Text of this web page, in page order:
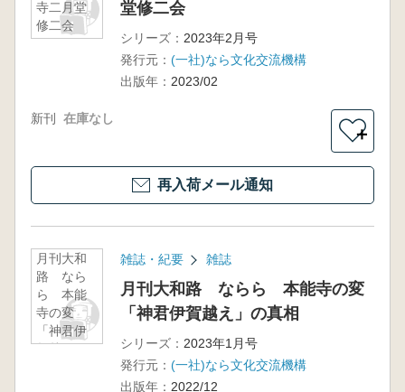
寺二月堂
修二会
堂修二会
シリーズ： 2023年2月号
発行元： (一社)なら文化交流機構
出版年： 2023/02
新刊 在庫なし
＋
再入荷メール通知
月刊大和
路 なら
ら 本能
寺の変
「神君伊
賀越え」
雑誌・紀要 雑誌
月刊大和路 ならら 本能寺の変
「神君伊賀越え」の真相
シリーズ： 2023年1月号
発行元： (一社)なら文化交流機構
出版年： 2022/12